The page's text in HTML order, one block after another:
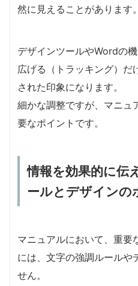
然に見えることがあります。
デザインツールやWordの
広げる（トラッキング）だ
された印象になります。
細かな調整ですが、マニュ
要なポイントです。
情報を効果的に伝
ールとデザインの
マニュアルにおいて、重要
には、文字の強調ルールや
せん。